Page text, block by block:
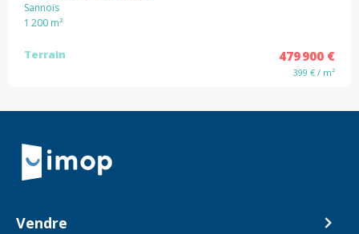
Sannois
1 200 m²
Terrain 479 900 €
399 € / m²
Retour à la navigation principale
Vendre